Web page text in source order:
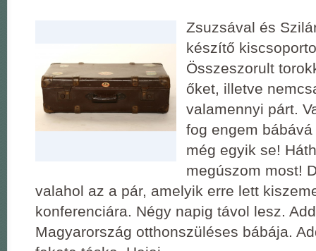
Zsuzsával és
készítő
Összeszorult
őket, illetve
valamennyi párt.
fog engem
még egyik se!
megúszom most!
valahol az a pár, amelyik erre lett
konferenciára. Négy napig távol lesz.
Magyarország otthonszüléses bábája.